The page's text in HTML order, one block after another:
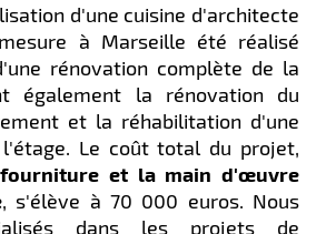
d'une cuisine d'architecte
à Marseille été réalisé
rénovation complète de la
également la rénovation du
et la réhabilitation d'une
Le coût total du projet,
fourniture et la main d'œuvre
, s'élève à 70 000 euros. Nous
dans les projets de